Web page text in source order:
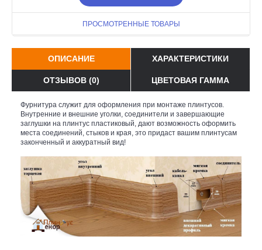
ПРОСМОТРЕННЫЕ ТОВАРЫ
ОПИСАНИЕ ХАРАКТЕРИСТИКИ
ОТЗЫВОВ (0) ЦВЕТОВАЯ ГАММА
Фурнитура служит для оформления при монтаже плинтусов.
Внутренние и внешние уголки, соединители и завершающие
заглушки на плинтус пластиковый, дают возможность оформить
места соединений, стыков и края, это придаст вашим плинтусам
законченный и аккуратный вид!